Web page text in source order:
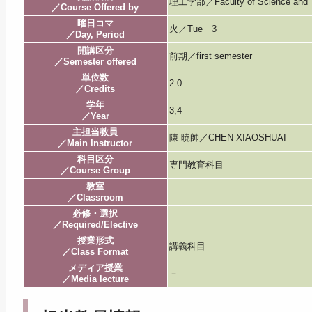
／Course Offered by
曜日コマ
／Day, Period
火／Tue 3
開講区分
／Semester offered
前期／first semester
単位数
／Credits
2.0
学年
／Year
3,4
主担当教員
／Main Instructor
陳 暁帥／CHEN XIAOSHUAI
科目区分
／Course Group
専門教育科目
教室
／Classroom
必修・選択
／Required/Elective
授業形式
／Class Format
講義科目
メディア授業
／Media lecture
－